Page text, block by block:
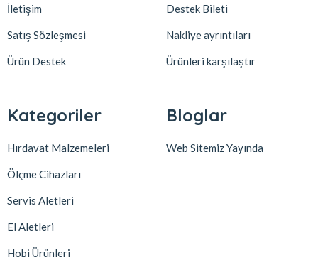
İletişim
Satış Sözleşmesi
Ürün Destek
Destek Bileti
Nakliye ayrıntıları
Ürünleri karşılaştır
Kategoriler
Hırdavat Malzemeleri
Ölçme Cihazları
Servis Aletleri
El Aletleri
Hobi Ürünleri
Bloglar
Web Sitemiz Yayında